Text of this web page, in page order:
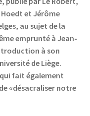
Hoedt et Jérôme
au sujet de la
emprunté à Jean-
à son
de Liège.
qui fait également
«désacraliser notre